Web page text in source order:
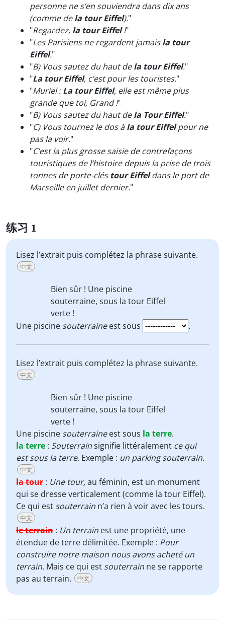
personne ne s’en souviendra dans dix ans
(comme dela tour Eiffel)."
"Regardez, la tour Eiffel!"
"Les Parisiens ne regardent jamaisla tour
Eiffel."
"B) Vous sautez du haut dela tour Eiffel."
"La tour Eiffel, c’est pour les touristes."
"Muriel :La tour Eiffel, elle est même plus
grande que toi, Grand !"
"B) Vous sautez du haut dela Tour Eiffel."
"C) Vous tournez le dos àla tour Eiffelpour ne
pas la voir."
"C’est la plus grosse saisie de contrefaçons
touristiques de l’histoire depuis la prise de trois
tonnes de porte-clés tour Eiffeldans le port de
Marseille en juillet dernier."
练习 1
Lisez l’extrait puis complétez la phrase suivante.
中文
Bien sûr ! Une piscine
souterraine, sous la tour Eiffel
verte !
Une piscine souterraineest sous .
Lisez l’extrait puis complétez la phrase suivante.
中文
Bien sûr ! Une piscine
souterraine, sous la tour Eiffel
verte !
Une piscine souterraineest sous la terre.
la terre : Souterrainsignifie littéralement ce qui
est sous la terre. Exemple : un parking souterrain.
中文
la tour : Une tour,au féminin, est un monument
qui se dresse verticalement (comme la tour Eiffel).
Ce qui est souterrain n’a rien à voir avec les tours.
中文
le terrain : Un terrain est une propriété, une
étendue de terre délimitée. Exemple : Pour
construire notre maison nous avons acheté un
terrain. Mais ce qui est souterrain ne se rapporte
pas au terrain.
中文